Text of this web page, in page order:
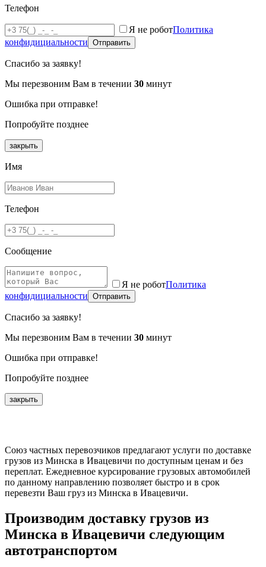
Телефон
Я не роботПолитика
конфидициальности Отправить
Спасибо за заявку!
Мы перезвоним Вам в течении 30 минут
Ошибка при отправке!
Попробуйте позднее
закрыть
Имя
Телефон
Сообщение
Я не роботПолитика
конфидициальности Отправить
Спасибо за заявку!
Мы перезвоним Вам в течении 30 минут
Ошибка при отправке!
Попробуйте позднее
закрыть
Союз частных перевозчиков предлагают услуги по доставке
грузов из Минска в Ивацевичи по доступным ценам и без
переплат. Ежедневное курсирование грузовых автомобилей
по данному направлению позволяет быстро и в срок
перевезти Ваш груз из Минска в Ивацевичи.
Производим доставку грузов из
Минска в Ивацевичи следующим
автотранспортом